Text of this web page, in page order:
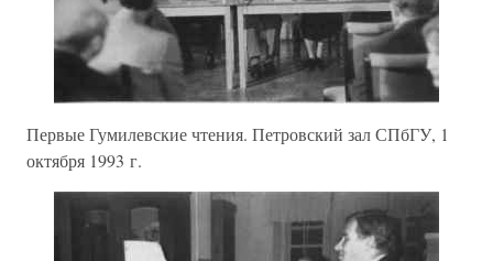
Первые Гумилевские чтения. Петровский зал СПбГУ, 1
октября 1993 г.